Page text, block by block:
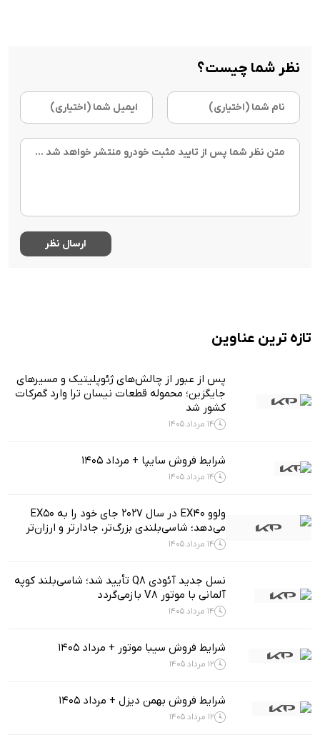
نظر شما چیست؟
تازه ترین عناوین
پس از عبور از چالش‌های ژئوپلیتیک و مسیرهای
جایگزین؛ محموله قطعات نیسان ترا وارد گمرکات
کشور شد
14 مرداد 1405
شرایط فروش سایپا + مرداد 1405
14 مرداد 1405
ولوو EX40 در سال ۲۰۲۷ جای خود را به EX50
می‌دهد؛ شاسی‌بلندی بزرگ‌تر، جادارتر و ارزان‌تر
14 مرداد 1405
نسل جدید آئودی Q8 تأیید شد؛ شاسی‌بلند کوپه
آلمانی با موتور V8 بازمی‌گردد
14 مرداد 1405
شرایط فروش سیبا موتور + مرداد 1405
12 مرداد 1405
شرایط فروش بهمن دیزل + مرداد 1405
12 مرداد 1405